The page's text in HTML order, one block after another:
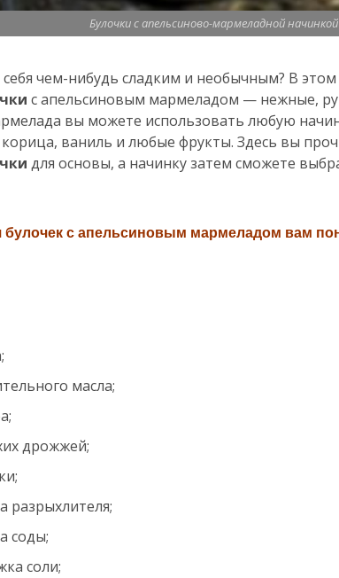
Булочки с апельсиново-мармеладной начинкой
чем-нибудь сладким и необычным? В
с апельсиновым мармеладом — нежные,
вы можете использовать любую
ваниль и любые фрукты. Здесь вы
для основы, а начинку затем сможете
булочек с апельсиновым мармеладом вам
масла;
дрожжей;
разрыхлителя;
соды;
соли;